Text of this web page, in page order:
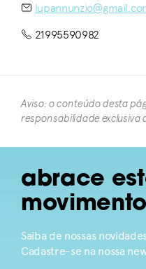
21995590982
Aviso: o conteúdo desta
responsabilidade exclusiva
abrace este
movimento
Saiba de nossas
Cadastre-se na nossa